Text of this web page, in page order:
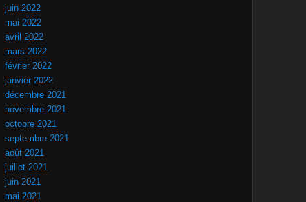
juin 2022
mai 2022
avril 2022
mars 2022
février 2022
janvier 2022
décembre 2021
novembre 2021
octobre 2021
septembre 2021
août 2021
juillet 2021
juin 2021
mai 2021